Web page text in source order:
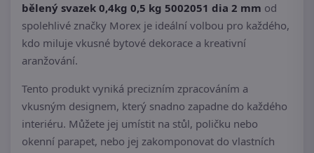
bělený svazek 0,4kg 0,5 kg 5002051 dia 2 mm od
spolehlivé značky Morex je ideální volbou pro každého,
kdo miluje vkusné bytové dekorace a kreativní
aranžování.
Tento produkt vyniká precizním zpracováním a
vkusným designem, který snadno zapadne do každého
interiéru. Můžete jej umístit na stůl, poličku nebo
okenní parapet, nebo jej zakomponovat do vlastních